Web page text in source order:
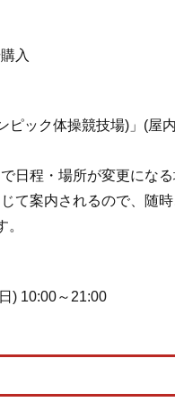
入
ピック体操競技場)」(屋
日程・場所が変更にな
て案内されるので、随時
) 10:00～21:00